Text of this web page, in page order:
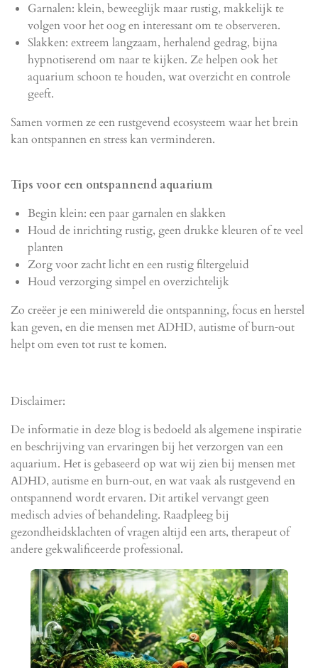
Garnalen: klein, beweeglijk maar rustig, makkelijk te
volgen voor het oog en interessant om te observeren.
Slakken: extreem langzaam, herhalend gedrag, bijna
hypnotiserend om naar te kijken. Ze helpen ook het
aquarium schoon te houden, wat overzicht en controle
geeft.
Samen vormen ze een rustgevend ecosysteem waar het brein
kan ontspannen en stress kan verminderen.
Tips voor een ontspannend aquarium
Begin klein: een paar garnalen en slakken
Houd de inrichting rustig, geen drukke kleuren of te veel
planten
Zorg voor zacht licht en een rustig filtergeluid
Houd verzorging simpel en overzichtelijk
Zo creëer je een miniwereld die ontspanning, focus en herstel
kan geven, en die mensen met ADHD, autisme of burn‑out
helpt om even tot rust te komen.
Disclaimer:
De informatie in deze blog is bedoeld als algemene inspiratie
en beschrijving van ervaringen bij het verzorgen van een
aquarium. Het is gebaseerd op wat wij zien bij mensen met
ADHD, autisme en burn‑out, en wat vaak als rustgevend en
ontspannend wordt ervaren. Dit artikel vervangt geen
medisch advies of behandeling. Raadpleeg bij
gezondheidsklachten of vragen altijd een arts, therapeut of
andere gekwalificeerde professional.